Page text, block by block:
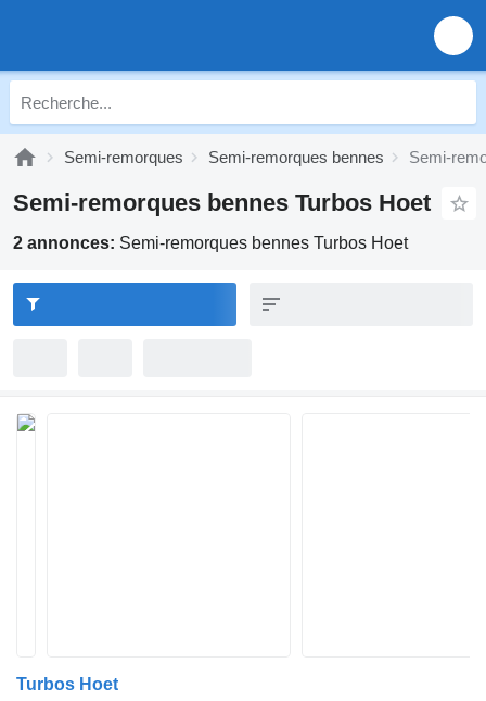
Semi-remorques Semi-remorques bennes Semi-
Semi-remorques bennes Turbos Hoet
2 annonces: Semi-remorques bennes Turbos Hoet
Turbos Hoet